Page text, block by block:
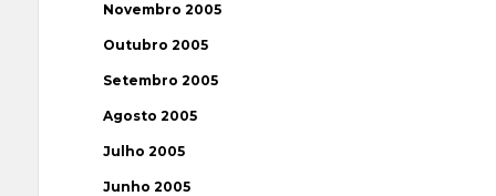
Novembro 2005
Outubro 2005
Setembro 2005
Agosto 2005
Julho 2005
Junho 2005